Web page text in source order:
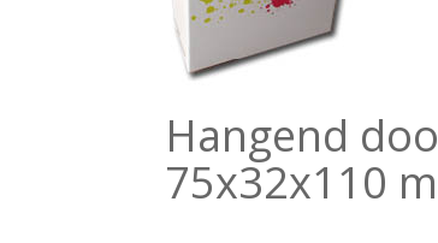
Hangend
75x32x110